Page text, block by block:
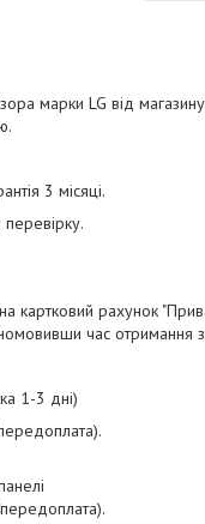
марки LG від
3 місяці.
картковий рахунок
час
1-3 дні)